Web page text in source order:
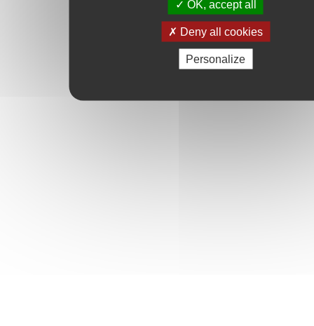
OK, accept all
Deny all cookies
Personalize